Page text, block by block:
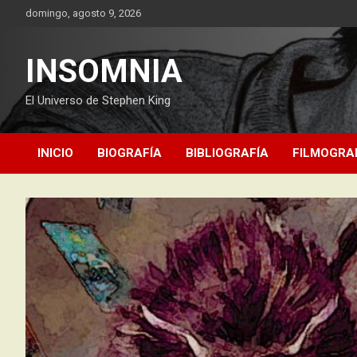
domingo, agosto 9, 2026
INSOMNIA
El Universo de Stephen King
INICIO BIOGRAFÍA BIBLIOGRAFÍA